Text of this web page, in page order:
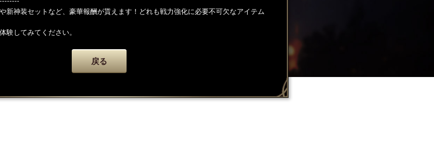
新神装セットなど、豪華報酬が貰えます！どれも戦力強化に必要不可欠なアイテム
験してみてください。
戻る